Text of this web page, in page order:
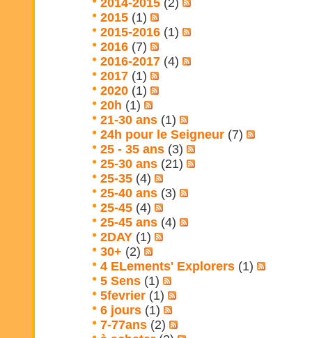
2014-2015 (2)
2015 (1)
2015-2016 (1)
2016 (7)
2016-2017 (4)
2017 (1)
2020 (1)
20h (1)
21-30 ans (1)
24h pour le Seigneur (7)
25 - 35 ans (3)
25-30 ans (21)
25-35 (4)
25-40 ans (3)
25-45 (4)
25-45 ans (4)
2DAY (1)
30+ (2)
4 ELements' Explorers (1)
5 Sens (1)
5fevrier (1)
6 jours (1)
7-77ans (2)